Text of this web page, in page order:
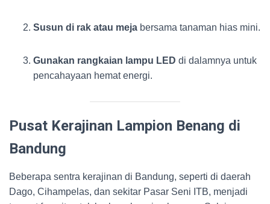
Susun di rak atau meja bersama tanaman hias mini.
Gunakan rangkaian lampu LED di dalamnya untuk
pencahayaan hemat energi.
Pusat Kerajinan Lampion Benang di
Bandung
Beberapa sentra kerajinan di Bandung, seperti di daerah
Dago, Cihampelas, dan sekitar Pasar Seni ITB, menjadi